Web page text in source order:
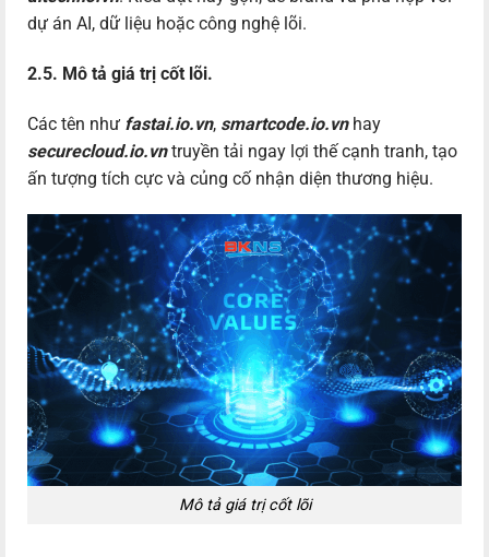
dự án AI, dữ liệu hoặc công nghệ lõi.
2.5. Mô tả giá trị cốt lõi.
Các tên như fastai.io.vn, smartcode.io.vnhay
securecloud.io.vntruyền tải ngay lợi thế cạnh tranh, tạo
ấn tượng tích cực và củng cố nhận diện thương hiệu.
Mô tả giá trị cốt lõi